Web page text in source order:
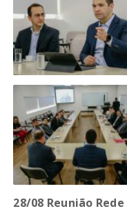
28/08 Reunião